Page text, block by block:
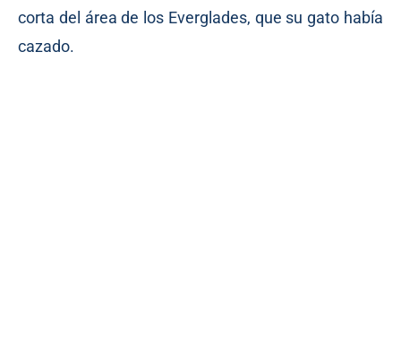
corta del área de los Everglades, que su gato había
cazado.